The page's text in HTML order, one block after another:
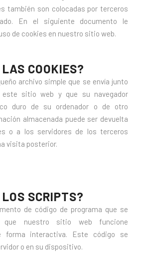
también son colocadas por terceros
En el siguiente documento le
de cookies en nuestro sitio web.
COOKIES?
archivo simple que se envía junto
sitio web y que su navegador
duro de su ordenador o de otro
almacenada puede ser devuelta
o a los servidores de los terceros
visita posterior.
SCRIPTS?
de código de programa que se
que nuestro sitio web funcione
forma interactiva. Este código se
o en su dispositivo.